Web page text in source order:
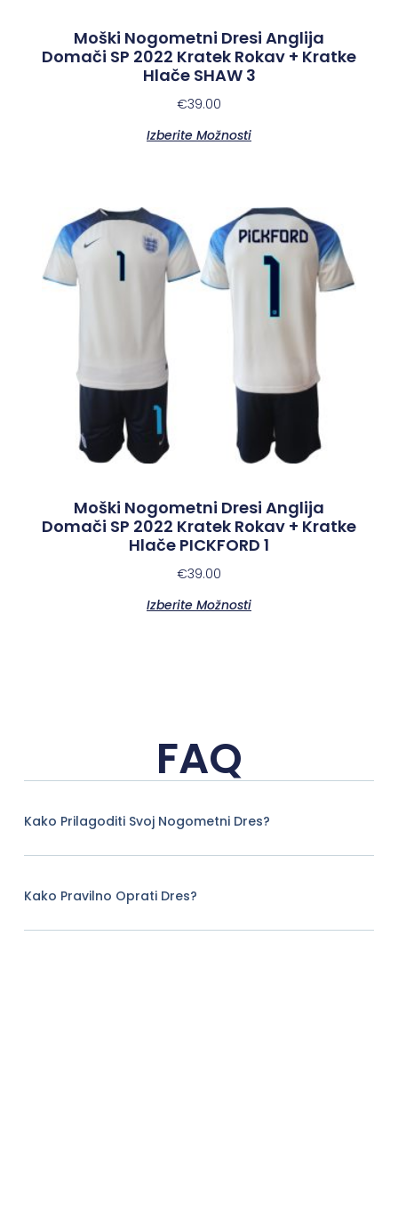
Moški Nogometni Dresi Anglija
Domači SP 2022 Kratek Rokav + Kratke
Hlače SHAW 3
€39.00
Izberite Možnosti
Moški Nogometni Dresi Anglija
Domači SP 2022 Kratek Rokav + Kratke
Hlače PICKFORD 1
€39.00
Izberite Možnosti
FAQ
Kako Prilagoditi Svoj Nogometni Dres?
Kako Pravilno Oprati Dres?